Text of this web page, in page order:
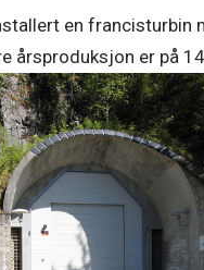
en francisturbin
årsproduksjon er på